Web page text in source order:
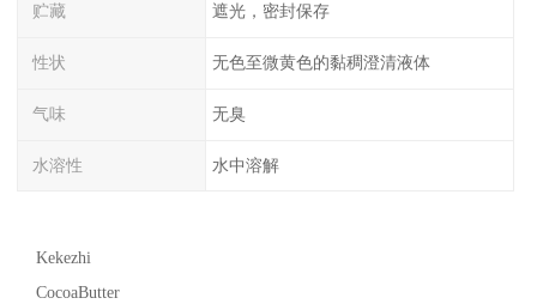
贮藏 遮光，密封保存
性状 无色至微黄色的黏稠澄清液体
气味 无臭
水溶性 水中溶解
Kekezhi
CocoaButter